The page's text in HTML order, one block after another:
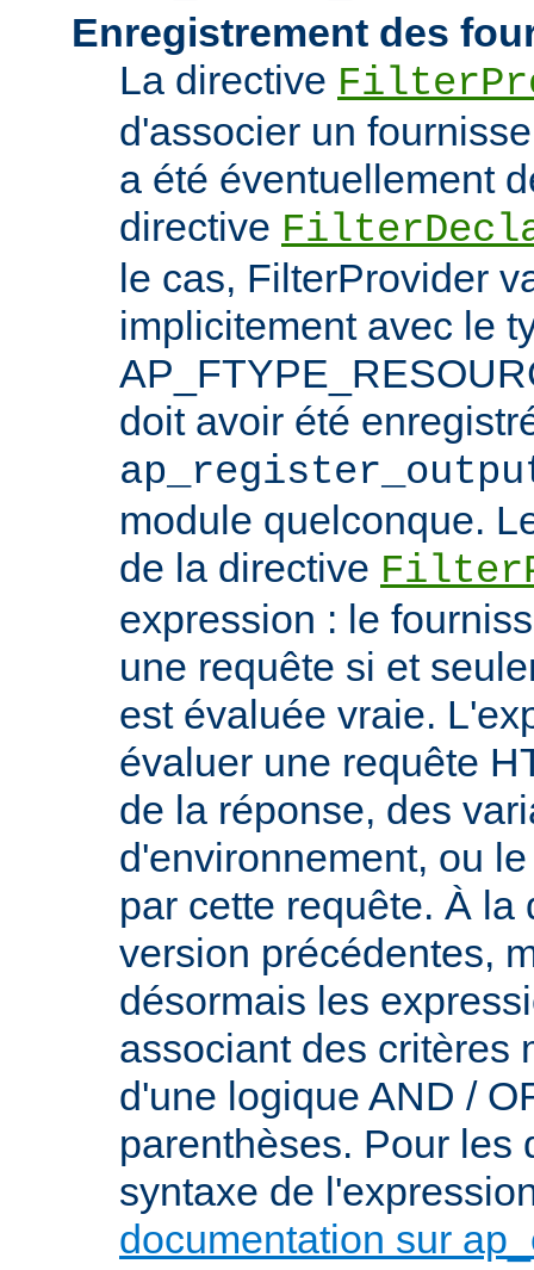
Enregistrement des
La directive
d'associer un
a été éventuellement
directive
le cas, FilterProvider
implicitement avec le
doit avoir été
module quelconque.
de la directive
expression : le
une requête si et
est évaluée vraie.
évaluer une requête
de la réponse, des
d'environnement, ou
par cette requête. À la
version précédentes,
désormais les
associant des critères
d'une logique AND /
parenthèses. Pour les
syntaxe de
documentation sur